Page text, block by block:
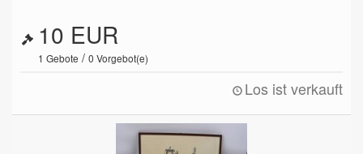
10 EUR
1 Gebote / 0 Vorgebot(e)
Los ist verkauft